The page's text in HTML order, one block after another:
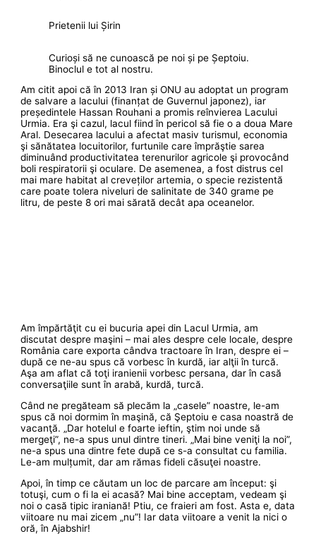
Prietenii lui Șirin
Curioși să ne cunoască pe noi și pe Șeptoiu.
Binoclul e tot al nostru.
Am citit apoi că în 2013 Iran și ONU au adoptat un program
de salvare a lacului (finanțat de Guvernul japonez), iar
președintele Hassan Rouhani a promis reînvierea Lacului
Urmia. Era şi cazul, lacul fiind în pericol să fie o a doua Mare
Aral. Desecarea lacului a afectat masiv turismul, economia
şi sănătatea locuitorilor, furtunile care împrăştie sarea
diminuând productivitatea terenurilor agricole şi provocând
boli respiratorii şi oculare. De asemenea, a fost distrus cel
mai mare habitat al creveților artemia, o specie rezistentă
care poate tolera niveluri de salinitate de 340 grame pe
litru, de peste 8 ori mai sărată decât apa oceanelor.
Am împărtăţit cu ei bucuria apei din Lacul Urmia, am
discutat despre maşini – mai ales despre cele locale, despre
România care exporta cândva tractoare în Iran, despre ei –
după ce ne-au spus că vorbesc în kurdă, iar alţii în turcă.
Aşa am aflat că toţi iranienii vorbesc persana, dar în casă
conversaţiile sunt în arabă, kurdă, turcă.
Când ne pregăteam să plecăm la „casele” noastre, le-am
spus că noi dormim în maşină, că Şeptoiu e casa noastră de
vacanţă. „Dar hotelul e foarte ieftin, ştim noi unde să
mergeţi”, ne-a spus unul dintre tineri. „Mai bine veniţi la noi”,
ne-a spus una dintre fete după ce s-a consultat cu familia.
Le-am mulțumit, dar am rămas fideli căsuţei noastre.
Apoi, în timp ce căutam un loc de parcare am început: şi
totuşi, cum o fi la ei acasă? Mai bine acceptam, vedeam şi
noi o casă tipic iraniană! Ptiu, ce fraieri am fost. Asta e, data
viitoare nu mai zicem „nu”! Iar data viitoare a venit la nici o
oră, în Ajabshir!